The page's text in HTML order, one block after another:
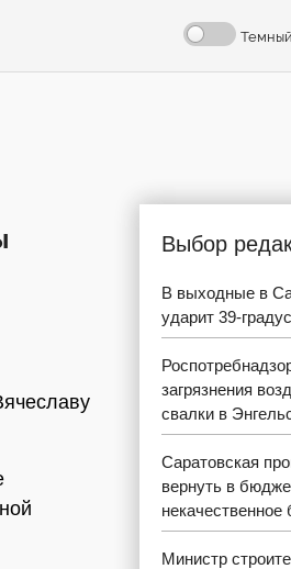
Выбор
В выходные в
ударит 39-
загрязнения
свалки в
Саратовская
вернуть в
некачественное
Министр